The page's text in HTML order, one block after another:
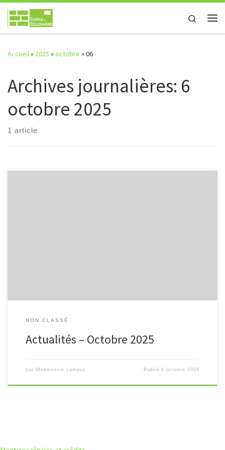
Passer au contenu
Search
Accueil» 2025 »octobre »06
Archives journalières: 6
octobre 2025
1 article
NON CLASSÉ
Actualités – Octobre 2025
par Webmestre campus Publié6 octobre 2025